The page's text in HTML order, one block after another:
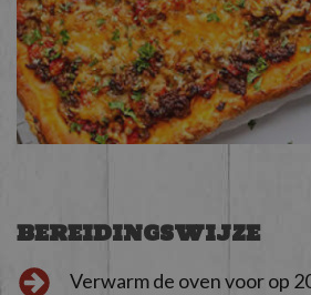
BEREIDINGSWIJZE
Verwarm de oven voor op